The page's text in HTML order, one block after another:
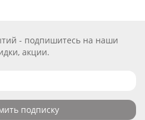
- подпишитесь на наши
акции.
подписку